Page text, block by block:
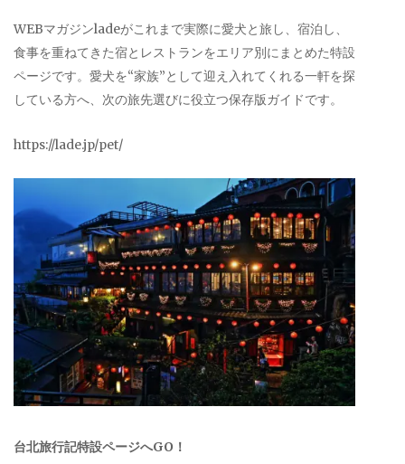
WEBマガジンladeがこれまで実際に愛犬と旅し、宿泊し、
食事を重ねてきた宿とレストランをエリア別にまとめた特設
ページです。愛犬を“家族”として迎え入れてくれる一軒を探
している方へ、次の旅先選びに役立つ保存版ガイドです。
https://lade.jp/pet/
台北旅行記特設ページへGO！